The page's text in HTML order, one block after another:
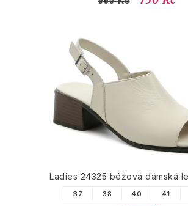
Ladies 24325 béžová dámská
37 38 40 41